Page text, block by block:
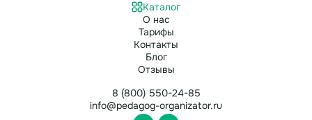
Каталог
О нас
Тарифы
Контакты
Блог
Отзывы
8 (800) 550-24-85
info@pedagog-organizator.ru